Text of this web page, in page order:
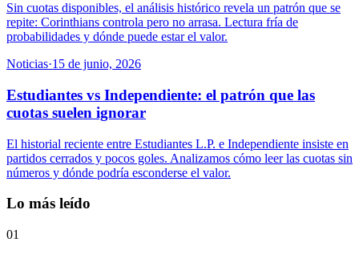
Sin cuotas disponibles, el análisis histórico revela un patrón que se
repite: Corinthians controla pero no arrasa. Lectura fría de
probabilidades y dónde puede estar el valor.
Noticias·15 de junio, 2026
Estudiantes vs Independiente: el patrón que las
cuotas suelen ignorar
El historial reciente entre Estudiantes L.P. e Independiente insiste en
partidos cerrados y pocos goles. Analizamos cómo leer las cuotas sin
números y dónde podría esconderse el valor.
Lo más leído
01